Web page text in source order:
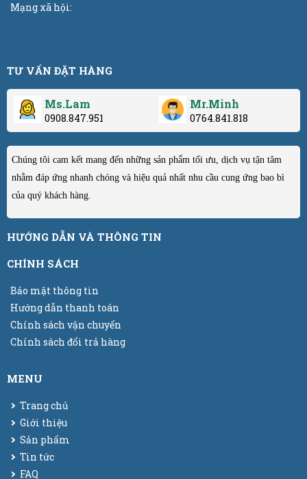
Mạng xã hội:
TƯ VẤN ĐẶT HÀNG
Ms.Lam
0908.847.951
Mr.Minh
0764.841.818
Chúng tôi cam kết mang đến những sản phẩm tối ưu, dịch vụ tận tâm
nhằm đáp ứng nhanh chóng và hiệu quả nhất nhu cầu cung ứng bao bì
của quý khách hàng.
HƯỚNG DẪN VÀ THÔNG TIN
CHÍNH SÁCH
Bảo mật thông tin
Hướng dẫn thanh toán
Chính sách vận chuyển
Chính sách đổi trả hàng
MENU
Trang chủ
Giới thiệu
Sản phẩm
Tin tức
FAQ